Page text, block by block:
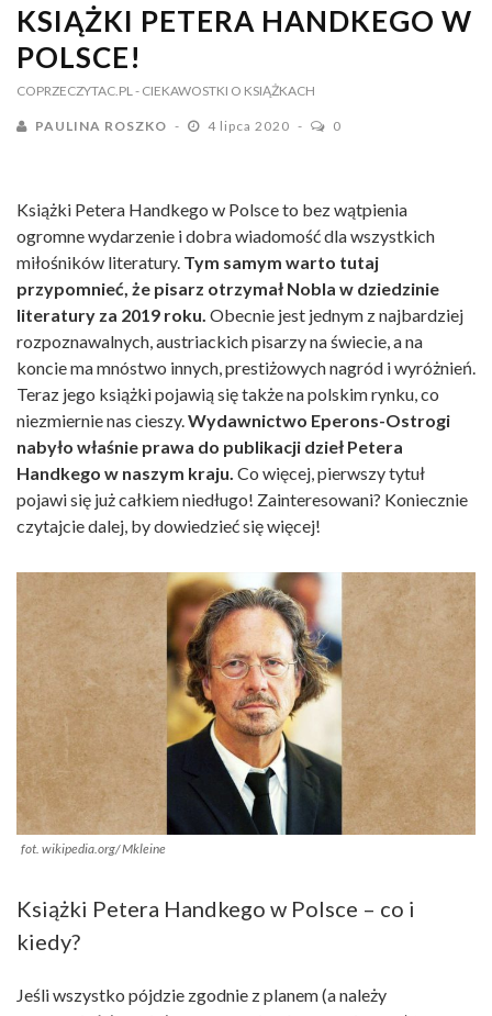
KSIĄŻKI PETERA HANDKEGO W
POLSCE!
COPRZECZYTAC.PL - CIEKAWOSTKI O KSIĄŻKACH
PAULINA ROSZKO 4 lipca 2020 0
Książki Petera Handkego w Polsce to bez wątpienia
ogromne wydarzenie i dobra wiadomość dla wszystkich
miłośników literatury. Tym samym warto tutaj
przypomnieć, że pisarz otrzymał Nobla w dziedzinie
literatury za 2019 roku. Obecnie jest jednym z najbardziej
rozpoznawalnych, austriackich pisarzy na świecie, a na
koncie ma mnóstwo innych, prestiżowych nagród i wyróżnień.
Teraz jego książki pojawią się także na polskim rynku, co
niezmiernie nas cieszy.Wydawnictwo Eperons-Ostrogi
nabyło właśnie prawa do publikacji dzieł Petera
Handkego w naszym kraju. Co więcej, pierwszy tytuł
pojawi się już całkiem niedługo! Zainteresowani? Koniecznie
czytajcie dalej, by dowiedzieć się więcej!
fot. wikipedia.org/ Mkleine
Książki Petera Handkego w Polsce – co i
kiedy?
Jeśli wszystko pójdzie zgodnie z planem (a należy